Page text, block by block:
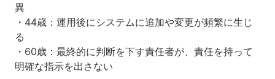
異
・44歳：運用後にシステムに追加や変更が頻繁に生じ
る
・60歳：最終的に判断を下す責任者が、責任を持って
明確な指示を出さない